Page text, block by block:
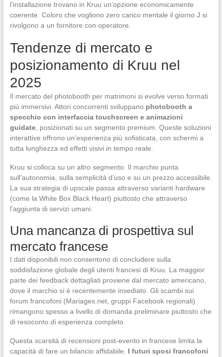
l’installazione trovano in Kruu un’opzione economicamente
coerente. Coloro che vogliono zero carico mentale il giorno J si
rivolgono a un fornitore con operatore.
Tendenze di mercato e
posizionamento di Kruu nel
2025
Il mercato del photobooth per matrimoni si evolve verso formati
più immersivi. Attori concorrenti sviluppano photobooth a
specchio con interfaccia touchscreen e animazioni
guidate, posizionati su un segmento premium. Queste soluzioni
interattive offrono un’esperienza più sofisticata, con schermi a
tutta lunghezza ed effetti visivi in tempo reale.
Kruu si colloca su un altro segmento. Il marchio punta
sull’autonomia, sulla semplicità d’uso e su un prezzo accessibile.
La sua strategia di upscale passa attraverso varianti hardware
(come la White Box Black Heart) piuttosto che attraverso
l’aggiunta di servizi umani.
Una mancanza di prospettiva sul
mercato francese
I dati disponibili non consentono di concludere sulla
soddisfazione globale degli utenti francesi di Kruu. La maggior
parte dei feedback dettagliati proviene dal mercato americano,
dove il marchio si è recentemente insediato. Gli scambi sui
forum francofoni (Mariages.net, gruppi Facebook regionali)
rimangono spesso a livello di domanda preliminare piuttosto che
di resoconto di esperienza completo.
Questa scarsità di recensioni post-evento in francese limita la
capacità di fare un bilancio affidabile. I futuri sposi francofoni